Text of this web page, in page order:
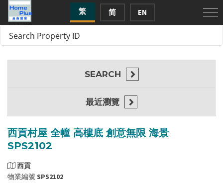
繁 简 EN
西貢村屋 全幢 高樓底 創意無限 海景
SPS2102
西貢
物業編號SPS2102
SEARCH
最近瀏覽